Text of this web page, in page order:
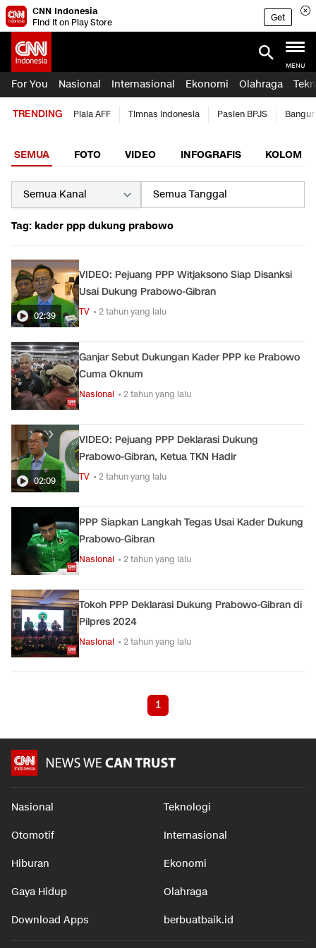
CNN Indonesia
Find it on Play Store
Get
MENU
For You Nasional Internasional Ekonomi Olahraga
TRENDING Piala AFF Timnas Indonesia Pasien BPJS
SEMUA FOTO VIDEO INFOGRAFIS KOLOM
Tag: kader ppp dukung prabowo
02:39
VIDEO: Pejuang PPP Witjaksono Siap Disanksi
Usai Dukung Prabowo-Gibran
TV • 2 tahun yang lalu
Ganjar Sebut Dukungan Kader PPP ke Prabowo
Cuma Oknum
Nasional • 2 tahun yang lalu
02:09
VIDEO: Pejuang PPP Deklarasi Dukung
Prabowo-Gibran, Ketua TKN Hadir
TV • 2 tahun yang lalu
PPP Siapkan Langkah Tegas Usai Kader Dukung
Prabowo-Gibran
Nasional • 2 tahun yang lalu
Tokoh PPP Deklarasi Dukung Prabowo-Gibran di
Pilpres 2024
Nasional • 2 tahun yang lalu
1
Nasional Teknologi
Otomotif Internasional
Hiburan Ekonomi
Gaya Hidup Olahraga
Download Apps berbuatbaik.id